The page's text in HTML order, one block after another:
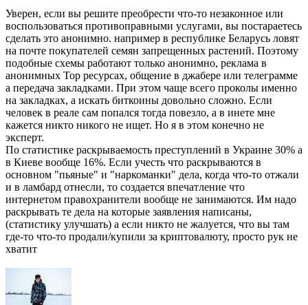
Уверен, если вы решите преобрести что-то незаконное или
воспользоваться противоправными услугами, вы постараетесь
сделать это анонимно. например в республике Беларусь ловят
на почте покупателей семян запрещенных растений. Поэтому
подобные схемы работают только анонимно, реклама в
анонимных Тор ресурсах, общение в джабере или телеграмме
а передача закладками. При этом чаще всего проколы именно
на закладках, а искать биткоины довольно сложно. Если
человек в реале сам попался тогда повезло, а в инете мне
кажется никто никого не ищет. Но я в этом конечно не
эксперт.
По статистике раскрываемость преступлений в Украине 30% а
в Киеве вообще 16%. Если учесть что раскрываются в
основном "пьяные" и "наркоманки" дела, когда что-то отжали
и в ламбард отнесли, то создается впечатление что
интернетом правохранители вообще не занимаются. Им надо
раскрывать те дела на которые заявления написаны,
(статистику улучшать) а если никто не жалуется, что вы там
где-то что-то продали/купили за криптовалюту, просто рук не
хватит